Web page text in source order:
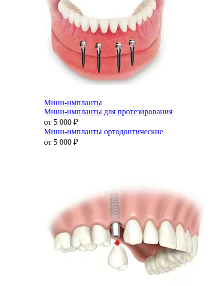
Мини-импланты
Мини-импланты для протезирования
от 5 000 ₽
Мини-импланты ортодонтические
от 5 000 ₽